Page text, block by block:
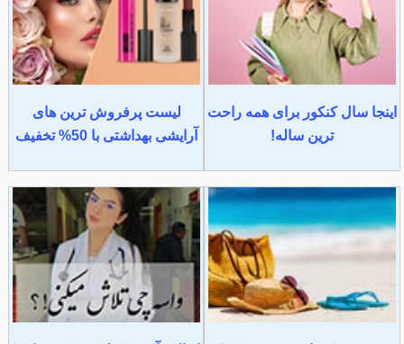
اینجا سال کنکور برای همه راحت
ترین ساله!
لیست پرفروش ترین های
آرایشی بهداشتی با 50% تخفیف